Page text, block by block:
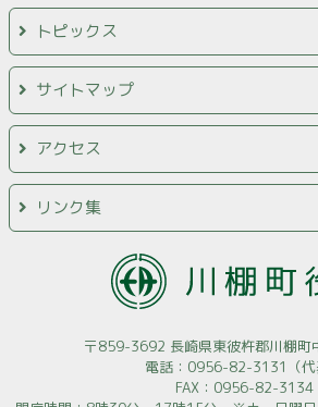
トピックス
サイトマップ
アクセス
リンク集
〒859-3692 長崎県東彼杵郡川棚町
電話：0956-82-3131（代
FAX：0956-82-3134